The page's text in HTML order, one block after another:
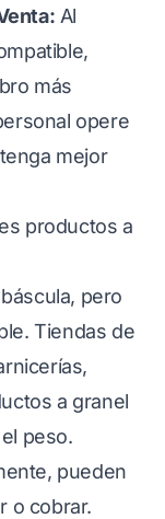
Al
más
opere
mejor
productos a
pero
Tiendas de
a granel
peso.
pueden
o cobrar.